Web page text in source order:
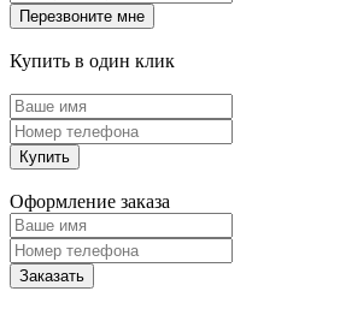
Перезвоните мне
Купить в один клик
Купить
Оформление заказа
Заказать